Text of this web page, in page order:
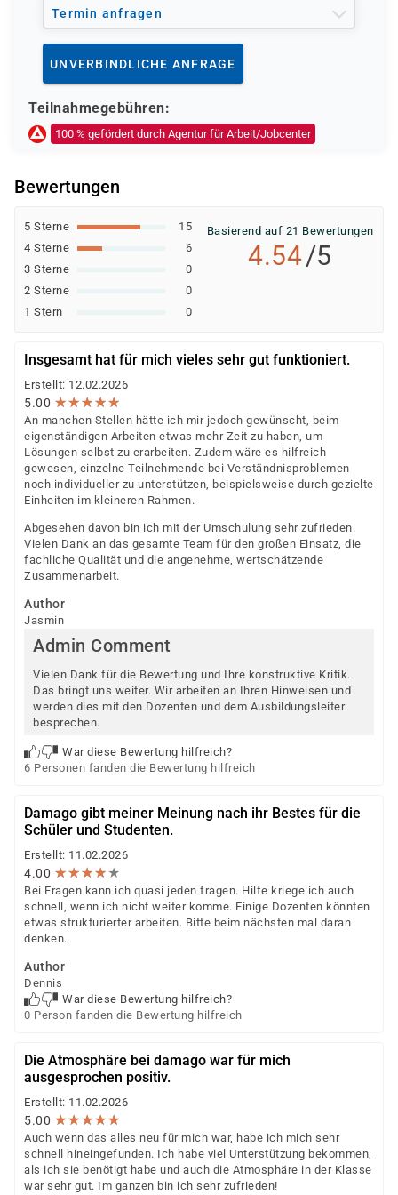
Arbeit)
Deutsche Rentenversicherung
Europäischer Sozialfonds (ESF)
Weitere öffentliche oder private Kostenträger
Ob eine Förderung oder Kostenübernahme möglich ist,
individuellen Prüfung Ihrer persönlichen
Voraussetzungen und Förderfähigkeit.
Termin anfragen
UNVERBINDLICHE ANFRAGE
Teilnahmegebühren:
100 % gefördert durch Agentur für Arbeit/Jobcenter
Bewertungen
5 Sterne
15
4 Sterne
6
3 Sterne
0
2 Sterne
0
1 Stern
0
Basierend auf 21 Bewertungen
4.54/5
Insgesamt hat für mich vieles sehr gut funktioniert.
Erstellt: 12.02.2026
5.00 ★★★★★
★★★★★
An manchen Stellen hätte ich mir jedoch gewünscht, beim
eigenständigen Arbeiten etwas mehr Zeit zu haben, um
Lösungen selbst zu erarbeiten. Zudem wäre es hilfreich
gewesen, einzelne Teilnehmende bei Verständnisproblemen
noch individueller zu unterstützen, beispielsweise durch gezielte
Einheiten im kleineren Rahmen.
Abgesehen davon bin ich mit der Umschulung sehr zufrieden.
Vielen Dank an das gesamte Team für den großen Einsatz, die
fachliche Qualität und die angenehme, wertschätzende
Zusammenarbeit.
Author
Jasmin
Admin Comment
Vielen Dank für die Bewertung und Ihre konstruktive Kritik.
Das bringt uns weiter. Wir arbeiten an Ihren Hinweisen und
werden dies mit den Dozenten und dem Ausbildungsleiter
besprechen.
War diese Bewertung hilfreich?
6 Personen fanden die Bewertung hilfreich
Damago gibt meiner Meinung nach ihr Bestes für die
Schüler und Studenten.
Erstellt: 11.02.2026
4.00 ★★★★★
★★★★★
Bei Fragen kann ich quasi jeden fragen. Hilfe kriege ich auch
schnell, wenn ich nicht weiter komme. Einige Dozenten könnten
etwas strukturierter arbeiten. Bitte beim nächsten mal daran
denken.
Author
Dennis
War diese Bewertung hilfreich?
0 Person fanden die Bewertung hilfreich
Die Atmosphäre bei damago war für mich
ausgesprochen positiv.
Erstellt: 11.02.2026
5.00 ★★★★★
★★★★★
Auch wenn das alles neu für mich war, habe ich mich sehr
schnell hineingefunden. Ich habe viel Unterstützung bekommen,
als ich sie benötigt habe und auch die Atmosphäre in der Klasse
war sehr gut. Im ganzen bin ich sehr zufrieden!